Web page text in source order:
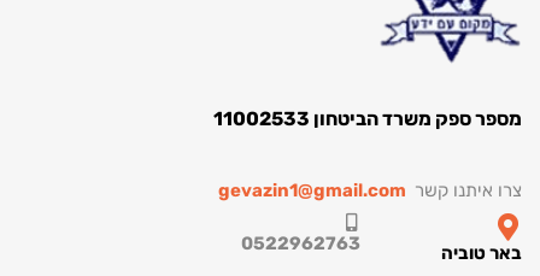
משרד הביטחון 11002533
קשרgevazin1@gmail.com
0522962763